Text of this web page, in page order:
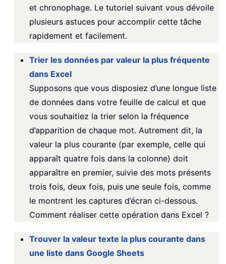
et chronophage. Le tutoriel suivant vous dévoile
plusieurs astuces pour accomplir cette tâche
rapidement et facilement.
Trier les données par valeur la plus fréquente
dans Excel
Supposons que vous disposiez d’une longue liste
de données dans votre feuille de calcul et que
vous souhaitiez la trier selon la fréquence
d’apparition de chaque mot. Autrement dit, la
valeur la plus courante (par exemple, celle qui
apparaît quatre fois dans la colonne) doit
apparaître en premier, suivie des mots présents
trois fois, deux fois, puis une seule fois, comme
le montrent les captures d’écran ci-dessous.
Comment réaliser cette opération dans Excel ?
Trouver la valeur texte la plus courante dans
une liste dans Google Sheets